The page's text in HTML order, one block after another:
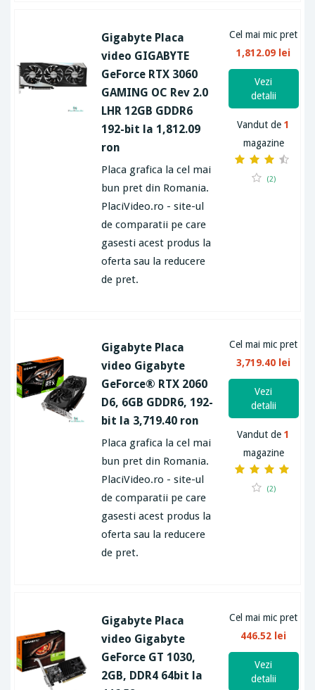
Gigabyte Placa
video GIGABYTE
GeForce RTX 3060
GAMING OC Rev 2.0
LHR 12GB GDDR6
192-bit la 1,812.09
ron
Placa grafica la cel mai
bun pret din Romania.
PlaciVideo.ro - site-ul
de comparatii pe care
gasesti acest produs la
oferta sau la reducere
de pret.
Cel mai mic pret
1,812.09 lei
Vezi
detalii
Vandut de1
magazine
(2)
Gigabyte Placa
video Gigabyte
GeForce® RTX 2060
D6, 6GB GDDR6, 192-
bit la 3,719.40 ron
Placa grafica la cel mai
bun pret din Romania.
PlaciVideo.ro - site-ul
de comparatii pe care
gasesti acest produs la
oferta sau la reducere
de pret.
Cel mai mic pret
3,719.40 lei
Vezi
detalii
Vandut de1
magazine
(2)
Gigabyte Placa
video Gigabyte
GeForce GT 1030,
2GB, DDR4 64bit la
Cel mai mic pret
446.52 lei
Vezi
detalii